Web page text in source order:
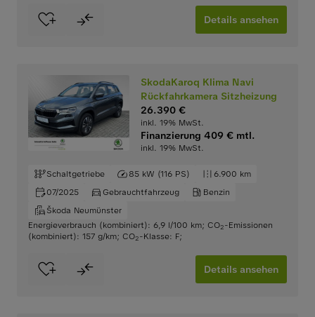
Details ansehen
SkodaKaroq Klima Navi
Rückfahrkamera Sitzheizung
26.390 €
inkl. 19% MwSt.
Finanzierung 409 € mtl.
inkl. 19% MwSt.
Schaltgetriebe 85 kW (116 PS)
6.900 km
07/2025
Gebrauchtfahrzeug
Benzin
Škoda Neumünster
Energieverbrauch (kombiniert): 6,9 l/100 km; CO2-Emissionen
(kombiniert): 157 g/km; CO2-Klasse: F;
Details ansehen